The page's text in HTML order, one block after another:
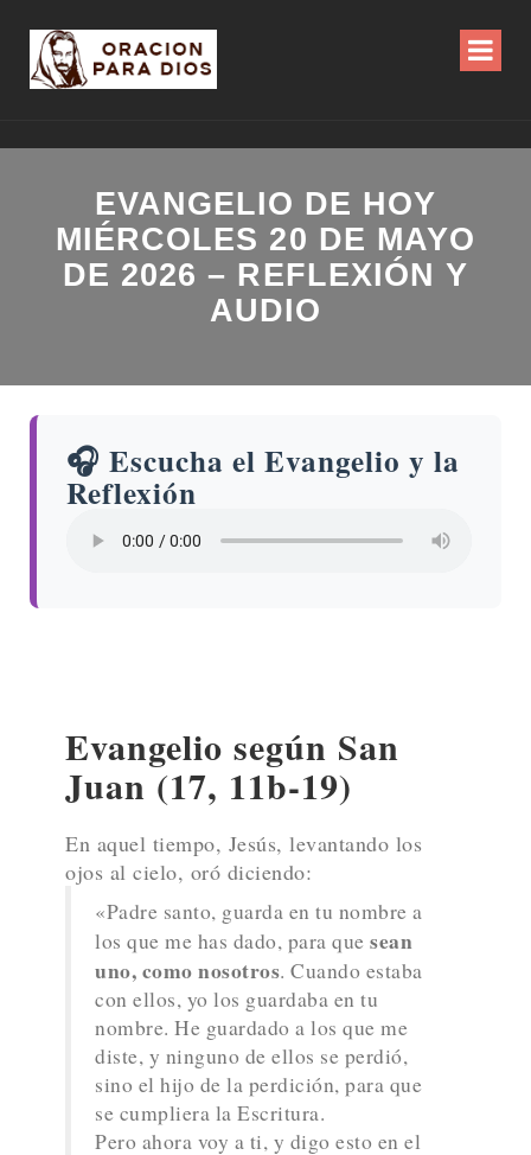
EVANGELIO DE HOY
MIÉRCOLES 20 DE MAYO
DE 2026 – REFLEXIÓN Y
AUDIO
🎧 Escucha el Evangelio y la
Reflexión
Evangelio según San
Juan (17, 11b-19)
En aquel tiempo, Jesús, levantando los
ojos al cielo, oró diciendo:
«Padre santo, guarda en tu nombre a
los que me has dado, para que sean
uno, como nosotros. Cuando estaba
con ellos, yo los guardaba en tu
nombre. He guardado a los que me
diste, y ninguno de ellos se perdió,
sino el hijo de la perdición, para que
se cumpliera la Escritura.
Pero ahora voy a ti, y digo esto en el